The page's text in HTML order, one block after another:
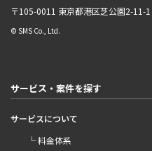
〒105-0011 東京都港区芝公園2-11-1
© SMS Co., Ltd.
サービス・案件を探す
サービスについて
└ 料金体系